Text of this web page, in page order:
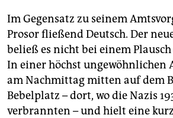
Im Gegensatz zu seinem
Prosor fließend Deutsch. Der
beließ es nicht bei einem
In einer höchst ungewöhnlichen
am Nachmittag mitten auf dem
Bebelplatz – dort, wo die Nazis
verbrannten – und hielt eine